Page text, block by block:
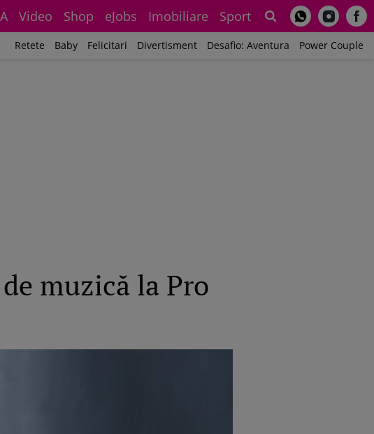
Video Shop eJobs Imobiliare Sport
Retete Baby Felicitari Divertisment Desafio: Aventura Power Couple
muzică la Pro